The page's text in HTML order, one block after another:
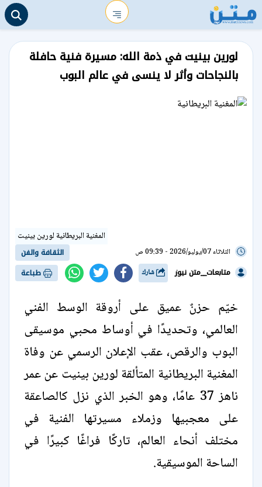
لورين بينيت في ذمة الله: مسيرة فنية حافلة
بالنجاحات وأثر لا ينسى في عالم البوب
المغنية البريطانية لورين بينيت
الثلاثاء 07/يوليو/2026 - 09:39 ص
الثقافة والفن
متابعات__متن نيوز
طباعة
خيّم حزنٌ عميق على أروقة الوسط الفني
العالمي، وتحديدًا في أوساط محبي موسيقى
البوب والرقص، عقب الإعلان الرسمي عن وفاة
المغنية البريطانية المتألقة لورين بينيت عن عمر
ناهز 37 عامًا، وهو الخبر الذي نزل كالصاعقة
على معجبيها وزملاء مسيرتها الفنية في
مختلف أنحاء العالم، تاركًا فراغًا كبيرًا في
الساحة الموسيقية.